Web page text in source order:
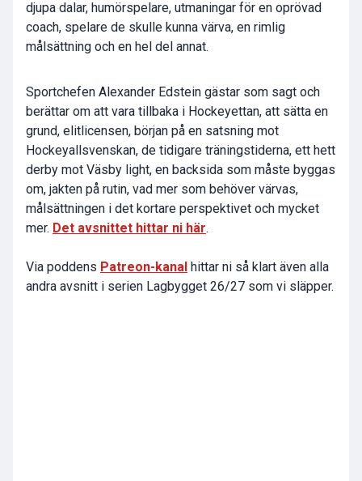
djupa dalar, humörspelare, utmaningar för en oprövad
coach, spelare de skulle kunna värva, en rimlig
målsättning och en hel del annat.
Sportchefen Alexander Edstein gästar som sagt och
berättar om att vara tillbaka i Hockeyettan, att sätta en
grund, elitlicensen, början på en satsning mot
Hockeyallsvenskan, de tidigare träningstiderna, ett hett
derby mot Väsby light, en backsida som måste byggas
om, jakten på rutin, vad mer som behöver värvas,
målsättningen i det kortare perspektivet och mycket
mer. Det avsnittet hittar ni här.
Via poddens Patreon-kanal hittar ni så klart även alla
andra avsnitt i serien Lagbygget 26/27 som vi släpper.